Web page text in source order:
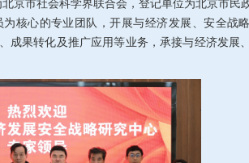
北京市社会科学界联合会，登记单位为北京市民
核心的专业团队，开展与经济发展、安全战
成果转化及推广应用等业务，承接与经济发展